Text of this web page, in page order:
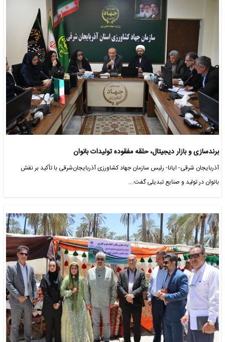
برندسازی و بازار دیجیتال، حلقه مفقوده تولیدات بانوان
آذربایجان شرقی- ایانا- رئیس سازمان جهاد کشاورزی آذربایجان‌شرقی با تأکید بر نقش
بانوان در تولید و صنایع تبدیلی گفت:…